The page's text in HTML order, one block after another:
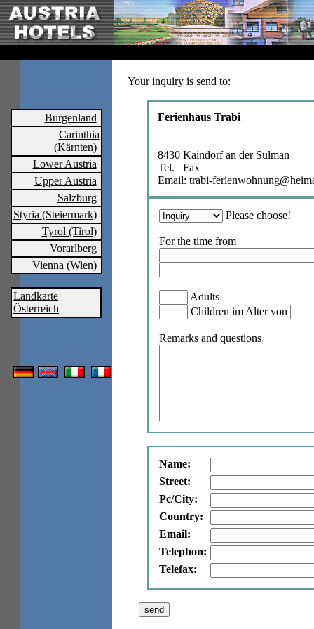
Burgenland
Carinthia
(Kärnten)
Lower Austria
Upper Austria
Salzburg
Styria (Steiermark)
Tyrol (Tirol)
Vorarlberg
Vienna (Wien)
Landkarte
Österreich
Your inquiry is send to:
Ferienhaus Trabi
8430 Kaindorf an der Sulman
Tel. Fax
Email: trabi-
Please choose!
For the time from
Adults
Children im Alter von
Remarks and questions
Name:
Street:
Pc/City:
Country:
Email:
Telephon:
Telefax: